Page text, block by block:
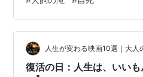
護士を伴い、夫で所属プロダ
ある阿知波信介氏との離婚会
サバサバした表情でそう語っ
遡ること13年の昭和59年（
との「禁断愛」の末、両親の
人生が変わる映画10選｜大人
復活の日：人生は、いい